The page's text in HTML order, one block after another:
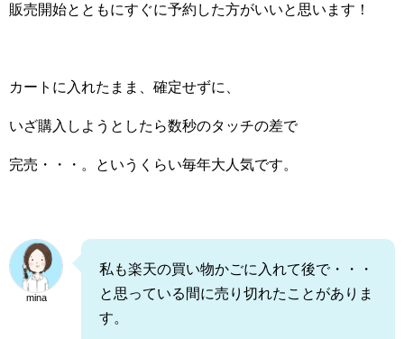
販売開始とともにすぐに予約した方がいいと思います！
カートに入れたまま、確定せずに、
いざ購入しようとしたら数秒のタッチの差で
完売・・・。というくらい毎年大人気です。
mina
私も楽天の買い物かごに入れて後で・・・
と思っている間に売り切れたことがありま
す。